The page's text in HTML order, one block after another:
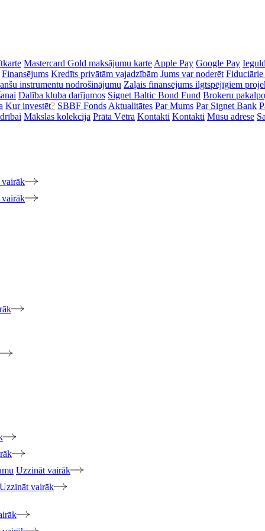
Mastercard Gold maksājumu karte Apple Pay Google Pay
Finansējums Kredīts privātām vajadzībām Jums var noderēt
instrumentu nodrošinājumu Zaļais finansējums ilgtspējīgiem
Dalība kluba darījumos Signet Baltic Bond Fund Brokeru
Kur investēt? SBBF Fonds Aktualitātes Par Mums Par Signet Bank
Mākslas kolekcija Prāta Vētra Kontakti Kontakti Mūsu adrese
Uzzināt vairāk
Uzzināt vairāk